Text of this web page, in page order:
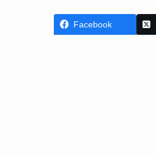
Facebook